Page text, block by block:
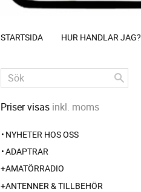
STARTSIDA HUR HANDLAR JAG?
Priser visas inkl. moms
NYHETER HOS OSS
ADAPTRAR
AMATÖRRADIO
ANTENNER & TILLBEHÖR